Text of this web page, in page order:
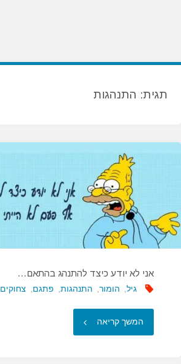
תגית: התנהגות
אני לא יודע כיצד להתנהג בהתאם…
גיל, הומור, התנהגות, פתגם, צחוקים
המשך קריאה "אני